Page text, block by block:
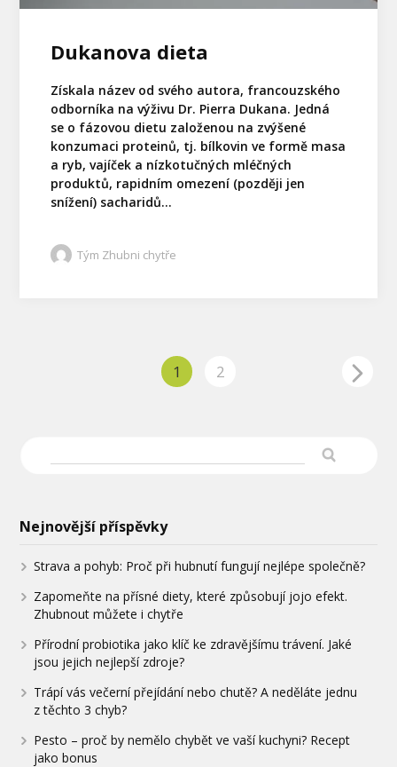
Dukanova dieta
Získala název od svého autora, francouzského
odborníka na výživu Dr. Pierra Dukana. Jedná
se o fázovou dietu založenou na zvýšené
konzumaci proteinů, tj. bílkovin ve formě masa
a ryb, vajíček a nízkotučných mléčných
produktů, rapidním omezení (později jen
snížení) sacharidů...
Tým Zhubni chytře
1 2
Nejnovější příspěvky
Strava a pohyb: Proč při hubnutí fungují nejlépe společně?
Zapomeňte na přísné diety, které způsobují jojo efekt.
Zhubnout můžete i chytře
Přírodní probiotika jako klíč ke zdravějšímu trávení. Jaké
jsou jejich nejlepší zdroje?
Trápí vás večerní přejídání nebo chutě? A neděláte jednu
z těchto 3 chyb?
Pesto – proč by nemělo chybět ve vaší kuchyni? Recept
jako bonus